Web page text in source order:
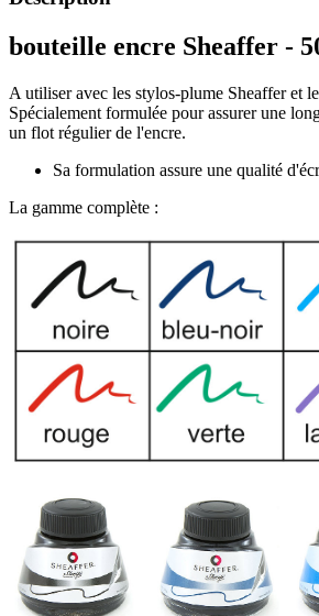
bouteille encre Sheaffer -
A utiliser avec les stylos-plume Sheaffer et
Spécialement formulée pour assurer une
un flot régulier de l'encre.
Sa formulation assure une qualité
La gamme complète :